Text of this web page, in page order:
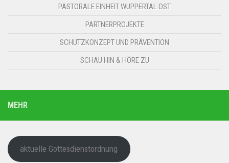
PASTORALE EINHEIT WUPPERTAL OST
PARTNERPROJEKTE
SCHUTZKONZEPT UND PRÄVENTION
SCHAU HIN & HÖRE ZU
MEHR
aktuelle Gottesdienstordnung